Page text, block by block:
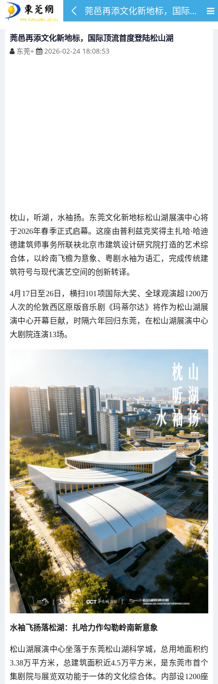
莞邑再添文化新地标，国际顶流首度登陆松山湖
莞邑再添文化新地标，国际顶流首度登陆松山湖
东莞+ 2026-02-24 18:08:53
枕山，听湖，水袖扬。东莞文化新地标松山湖展演中心将
于2026年春季正式启幕。这座由普利兹克奖得主扎哈·哈迪
德建筑师事务所联袂北京市建筑设计研究院打造的艺术综
合体，以岭南飞檐为意象、粤剧水袖为语汇，完成传统建
筑符号与现代演艺空间的创新转译。
4月17日至26日，横扫101项国际大奖、全球观演超1200万
人次的伦敦西区原版音乐剧《玛蒂尔达》将作为松山湖展
演中心开幕巨献，时隔六年回归东莞，在松山湖展演中心
大剧院连演13场。
水袖飞扬落松湖：扎哈力作勾勒岭南新意象
松山湖展演中心坐落于东莞松山湖科学城，总用地面积约
3.38万平方米，总建筑面积近4.5万平方米，是东莞市首个
集剧院与展览双功能于一体的文化综合体。内部设1200座